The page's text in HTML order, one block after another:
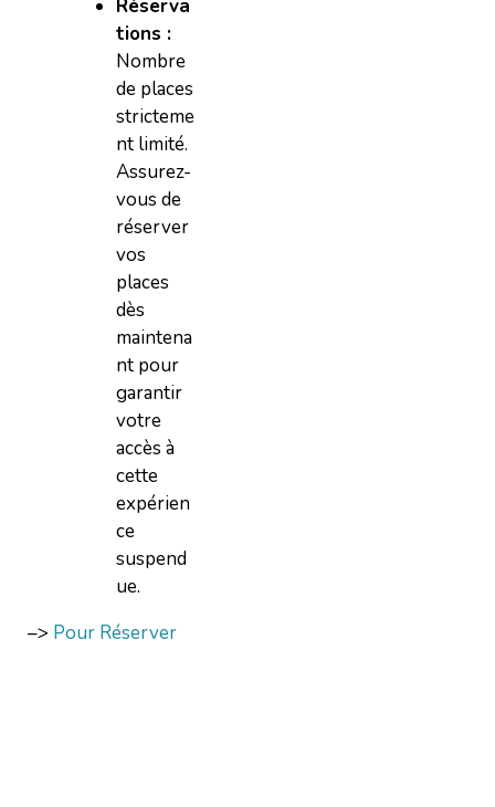
Réserva
tions :
Nombre
de places
stricteme
nt limité.
Assurez-
vous de
réserver
vos
places
dès
maintena
nt pour
garantir
votre
accès à
cette
expérien
ce
suspend
ue.
–> Pour Réserver